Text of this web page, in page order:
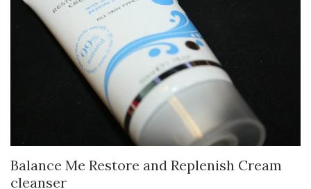
Balance Me Restore and Replenish Cream
cleanser